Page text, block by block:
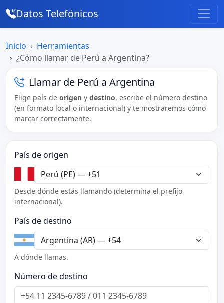
Datos Telefónicos
Inicio
Herramientas
¿Cómo llamar de Perú a Argentina?
Llamar de Perú a Argentina
Elige país de origen y destino, escribe el número destino
(en formato local o internacional) y te mostraremos cómo
marcar correctamente.
País de origen
Desde dónde estás llamando (determina el prefijo
internacional).
País de destino
A dónde llamas.
Número de destino